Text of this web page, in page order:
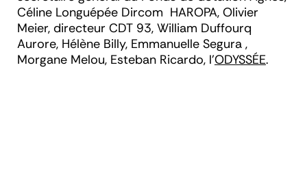
Céline Longuépée Dircom HAROPA, Olivier
Meier, directeur CDT 93, William Duffourq
Aurore, Hélène Billy, Emmanuelle Segura ,
Morgane Melou, Esteban Ricardo, l'ODYSSÉE.